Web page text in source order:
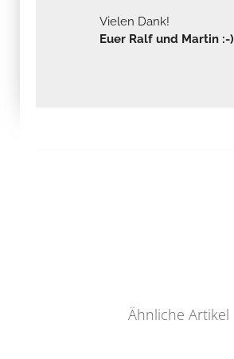
Vielen Dank!
Euer Ralf und Martin :-)
Ähnliche Artikel